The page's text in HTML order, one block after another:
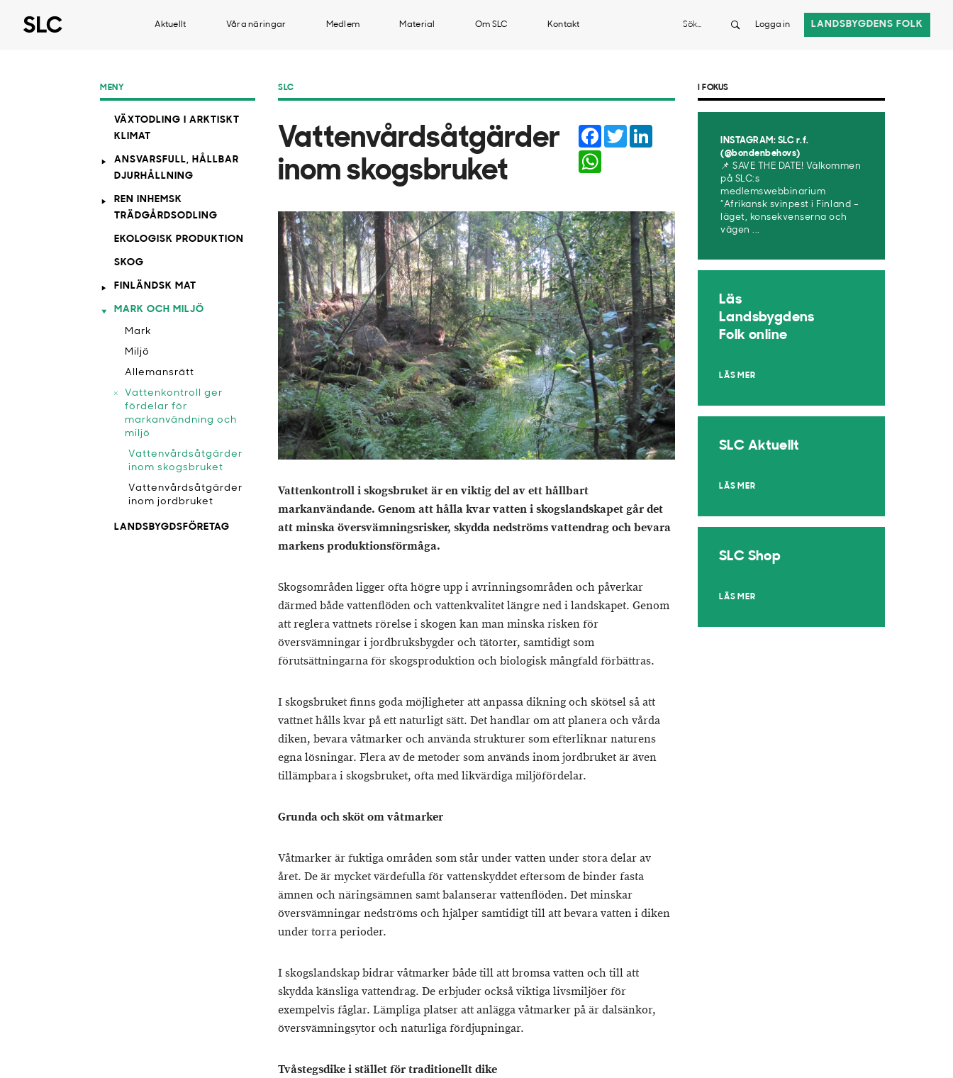
Aktuellt Våra näringar Medlem Material Om SLC Kontakt Sök Logga in LANDSBYGDENS FOLK
SLC
Vattenvårdsåtgärder
inom skogsbruket
Facebook
Twitter
Vattenkontroll i skogsbruket är en viktig del av ett hållbart
markanvändande. Genom att hålla kvar vatten i skogslandskapet går det
att minska översvämningsrisker, skydda nedströms vattendrag och bevara
markens produktionsförmåga.
Skogsområden ligger ofta högre upp i avrinningsområden och påverkar
därmed både vattenflöden och vattenkvalitet längre ned i landskapet. Genom
att reglera vattnets rörelse i skogen kan man minska risken för
översvämningar i jordbruksbygder och tätorter, samtidigt som
förutsättningarna för skogsproduktion och biologisk mångfald förbättras.
I skogsbruket finns goda möjligheter att anpassa dikning och skötsel så att
vattnet hålls kvar på ett naturligt sätt. Det handlar om att planera och vårda
diken, bevara våtmarker och använda strukturer som efterliknar naturens
egna lösningar. Flera av de metoder som används inom jordbruket är även
tillämpbara i skogsbruket, ofta med likvärdiga miljöfördelar.
Grunda och sköt om våtmarker
Våtmarker är fuktiga områden som står under vatten under stora delar av
året. De är mycket värdefulla för vattenskyddet eftersom de binder fasta
ämnen och näringsämnen samt balanserar vattenflöden. Det minskar
översvämningar nedströms och hjälper samtidigt till att bevara vatten i diken
under torra perioder.
I skogslandskap bidrar våtmarker både till att bromsa vatten och till att
skydda känsliga vattendrag. De erbjuder också viktiga livsmiljöer för
exempelvis fåglar. Lämpliga platser att anlägga våtmarker på är dalsänkor,
översvämningsytor och naturliga fördjupningar.
Tvåstegsdike i stället för traditionellt dike
MENY
VÄXTODLING I ARKTISKT
KLIMAT
ANSVARSFULL, HÅLLBAR
DJURHÅLLNING
REN INHEMSK
TRÄDGÅRDSODLING
EKOLOGISK PRODUKTION
SKOG
FINLÄNDSK MAT
MARK OCH MILJÖ
Mark
Miljö
Allemansrätt
Vattenkontroll ger
fördelar för
markanvändning och
miljö
Vattenvårdsåtgärder
inom skogsbruket
Vattenvårdsåtgärder
inom jordbruket
LANDSBYGDSFÖRETAG
I FOKUS
INSTAGRAM: SLC r.f.
(@bondenbehovs)
📌 SAVE THE DATE! Välkommen
på SLC:s
medlemswebbinarium
”Afrikansk svinpest i Finland –
läget, konsekvenserna och
vägen ...
Läs
Landsbygdens
Folk online
LÄS MER
SLC Aktuellt
LÄS MER
SLC Shop
LÄS MER